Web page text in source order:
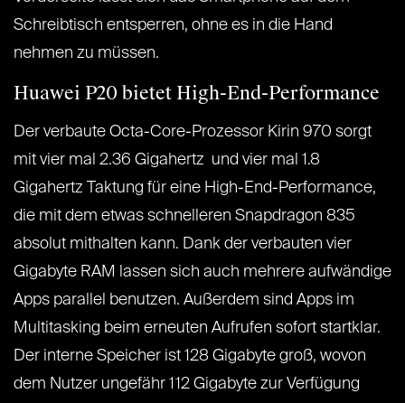
Schreibtisch entsperren, ohne es in die Hand
nehmen zu müssen.
Huawei P20 bietet High-End-Performance
Der verbaute Octa-Core-Prozessor Kirin 970 sorgt
mit vier mal 2.36 Gigahertz und vier mal 1.8
Gigahertz Taktung für eine High-End-Performance,
die mit dem etwas schnelleren Snapdragon 835
absolut mithalten kann. Dank der verbauten vier
Gigabyte RAM lassen sich auch mehrere aufwändige
Apps parallel benutzen. Außerdem sind Apps im
Multitasking beim erneuten Aufrufen sofort startklar.
Der interne Speicher ist 128 Gigabyte groß, wovon
dem Nutzer ungefähr 112 Gigabyte zur Verfügung